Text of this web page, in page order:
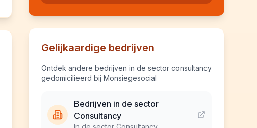
Gelijkaardige bedrijven
Ontdek andere bedrijven in de sector consultancy
gedomicilieerd bij Monsiegesocial
Bedrijven in de sector
Consultancy